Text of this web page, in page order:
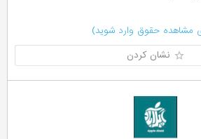
مشاهده حقوق وارد شوید)
نشان کردن